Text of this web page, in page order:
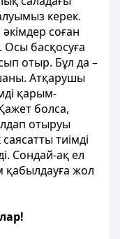
керек.
соған
Осы басқосуға
отыр. Бұл да –
Атқарушы
қарым-
болса,
отыруы
тиімді
Сондай-ақ ел
қабылдауға жол